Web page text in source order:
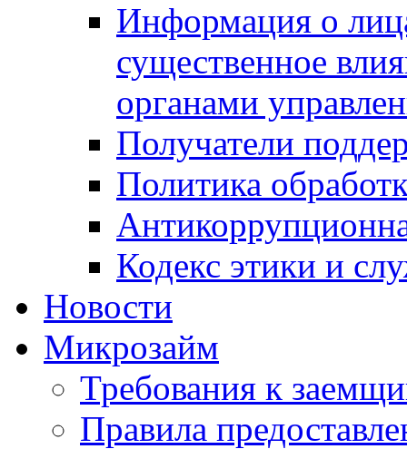
Информация о
существенное
органами
Получатели
Политика
Кодекс этики и
Новости
Микрозайм
Требования к
Правила